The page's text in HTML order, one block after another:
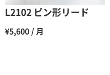
6ヶ月
L2102 ピン形リード
¥5,600 / 月